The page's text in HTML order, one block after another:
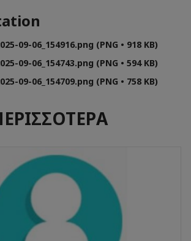
09-06_154916.png (PNG • 918 KB)
09-06_154743.png (PNG • 594 KB)
09-06_154709.png (PNG • 758 KB)